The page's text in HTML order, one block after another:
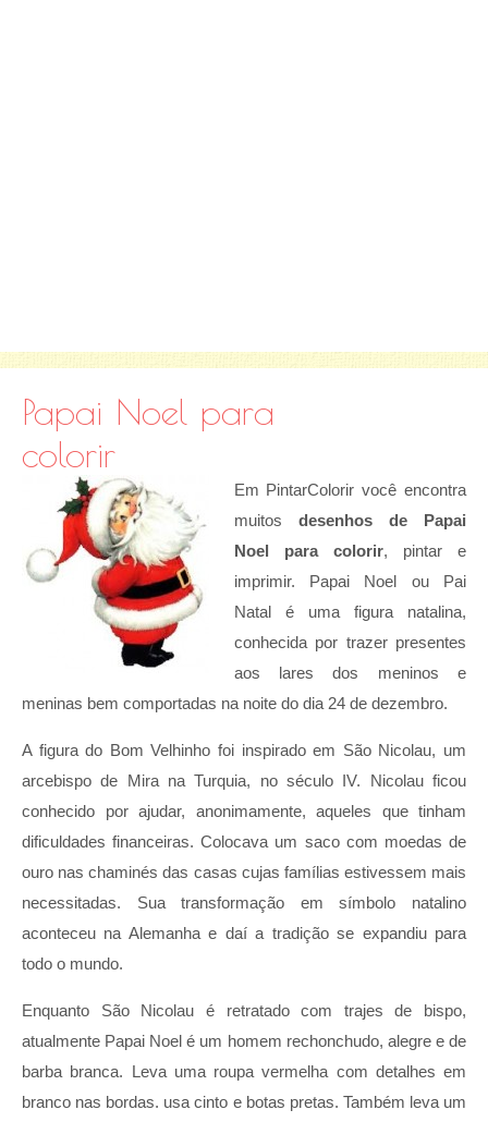
Papai Noel para
colorir
Em PintarColorir você encontra
muitos desenhos de Papai
Noel para colorir, pintar e
imprimir. Papai Noel ou Pai
Natal é uma figura natalina,
conhecida por trazer presentes
aos lares dos meninos e
meninas bem comportadas na noite do dia 24 de dezembro.
A figura do Bom Velhinho foi inspirado em São Nicolau, um
arcebispo de Mira na Turquia, no século IV. Nicolau ficou
conhecido por ajudar, anonimamente, aqueles que tinham
dificuldades financeiras. Colocava um saco com moedas de
ouro nas chaminés das casas cujas famílias estivessem mais
necessitadas. Sua transformação em símbolo natalino
aconteceu na Alemanha e daí a tradição se expandiu para
todo o mundo.
Enquanto São Nicolau é retratado com trajes de bispo,
atualmente Papai Noel é um homem rechonchudo, alegre e de
barba branca. Leva uma roupa vermelha com detalhes em
branco nas bordas. usa cinto e botas pretas. Também leva um